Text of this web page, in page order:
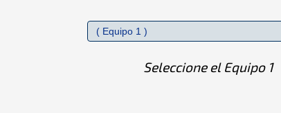
Seleccione el Equipo 1